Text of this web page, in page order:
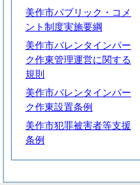
美作市パブリック・コメ
ント制度実施要綱
美作市バレンタインパー
ク作東管理運営に関する
規則
美作市バレンタインパー
ク作東設置条例
美作市犯罪被害者等支援
条例